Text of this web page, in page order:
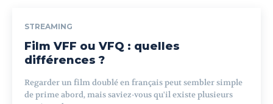
STREAMING
Film VFF ou VFQ : quelles
différences ?
Regarder un film doublé en français peut sembler simple
de prime abord, mais saviez-vous qu'il existe plusieurs